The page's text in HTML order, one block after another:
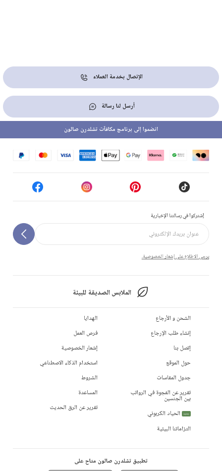
الإتصال بخدمة العملاء
أرسل لنا رسالة
إشتركوا في رسالتنا الإخبارية
يرجى الاطلاع على إشعار الخصوصية.
الملابس الصديقة للبيئة
انضموا إلى برنامج مكافآت تشلدرن صالون
الشحن و الأرجاع
إنشاء طلب الإرجاع
إتصل بنا
حول الموقع
جدول المقاسات
تقرير عن الفجوة في الرواتب
بين الجنسين
جديد
الحياد الكربوني
التزاماتنا البيئية
الهدايا
فرص العمل
إشعار الخصوصية
استخدام الذكاء الاصطناعي
الشروط
المساعدة
تقرير عن الرق الحديث
تطبيق تشلدرن صالون متاح على